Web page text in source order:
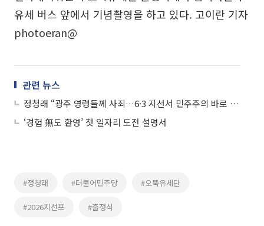
유세 버스 앞에서 기념촬영을 하고 있다. 고이란 기자
photoeran@
관련 뉴스
정청래 “광주 영령들께 사죄…6·3 지선서 민주주의 바로 세울 것”
‘경험 無도 환영’ 첫 일자리 도전 설명서
#정청래 #더불어민주당 #오뚝유세단
#2026지선포 #출정식